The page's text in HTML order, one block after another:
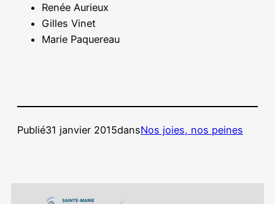
Renée Aurieux
Gilles Vinet
Marie Paquereau
Publié31 janvier 2015dansNos joies, nos peines